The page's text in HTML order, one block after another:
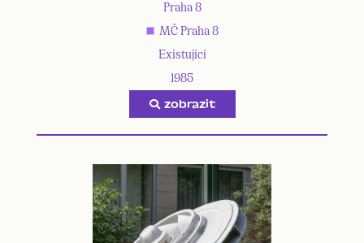
Praha 8
MČ Praha 8
Existující
1985
zobrazit